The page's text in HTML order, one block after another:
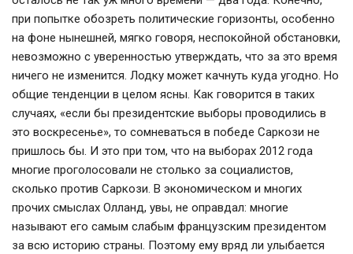
при попытке обозреть политические горизонты, особенно
на фоне нынешней, мягко говоря, неспокойной обстановки,
невозможно с уверенностью утверждать, что за это время
ничего не изменится. Лодку может качнуть куда угодно. Но
общие тенденции в целом ясны. Как говорится в таких
случаях, «если бы президентские выборы проводились в
это воскресенье», то сомневаться в победе Саркози не
пришлось бы. И это при том, что на выборах 2012 года
многие проголосовали не столько за социалистов,
сколько против Саркози. В экономическом и многих
прочих смыслах Олланд, увы, не оправдал: многие
называют его самым слабым французским президентом
за всю историю страны. Поэтому ему вряд ли улыбается